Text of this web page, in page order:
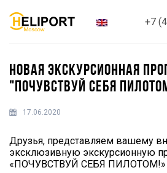
+7
НОВАЯ ЭКСКУРСИОННАЯ
"ПОЧУВСТВУЙ СЕБЯ
17.06.2020
Друзья, представляем вашему
эксклюзивную экскурсионную
«ПОЧУВСТВУЙ СЕБЯ ПИЛОТОМ!»